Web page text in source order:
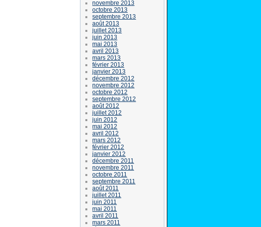
novembre 2013
octobre 2013
septembre 2013
août 2013
juillet 2013
juin 2013
mai 2013
avril 2013
mars 2013
février 2013
janvier 2013
décembre 2012
novembre 2012
octobre 2012
septembre 2012
août 2012
juillet 2012
juin 2012
mai 2012
avril 2012
mars 2012
février 2012
janvier 2012
décembre 2011
novembre 2011
octobre 2011
septembre 2011
août 2011
juillet 2011
juin 2011
mai 2011
avril 2011
mars 2011